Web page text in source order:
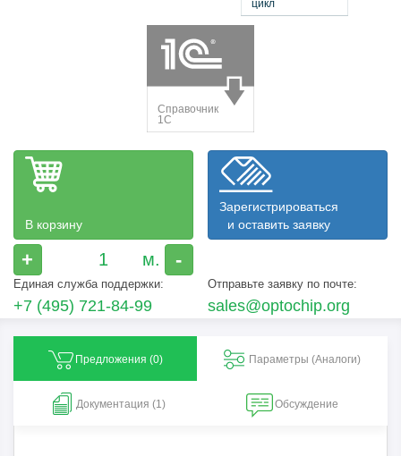
В корзину
+ -
Зарегистрироваться
и оставить заявку
Единая служба поддержки:
+7 (495) 721-84-99
Отправьте заявку по почте:
sales@optochip.org
Предложения (0) Параметры (Aналоги)
Документация (1) Обсуждение